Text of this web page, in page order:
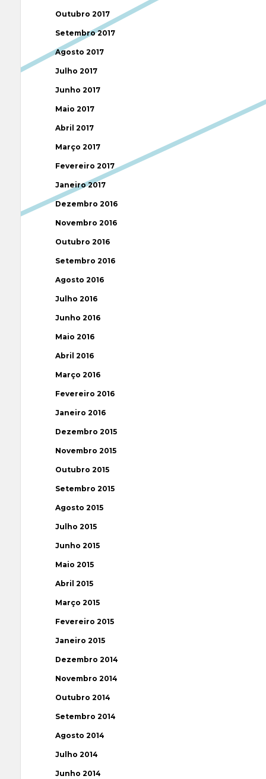
Outubro 2017
Setembro 2017
Agosto 2017
Julho 2017
Junho 2017
Maio 2017
Abril 2017
Março 2017
Fevereiro 2017
Janeiro 2017
Dezembro 2016
Novembro 2016
Outubro 2016
Setembro 2016
Agosto 2016
Julho 2016
Junho 2016
Maio 2016
Abril 2016
Março 2016
Fevereiro 2016
Janeiro 2016
Dezembro 2015
Novembro 2015
Outubro 2015
Setembro 2015
Agosto 2015
Julho 2015
Junho 2015
Maio 2015
Abril 2015
Março 2015
Fevereiro 2015
Janeiro 2015
Dezembro 2014
Novembro 2014
Outubro 2014
Setembro 2014
Agosto 2014
Julho 2014
Junho 2014